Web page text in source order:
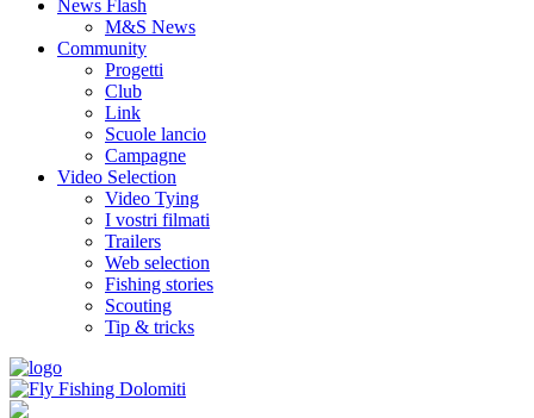
News Flash
M&S News
Community
Progetti
Club
Link
Scuole lancio
Campagne
Video Selection
Video Tying
I vostri filmati
Trailers
Web selection
Fishing stories
Scouting
Tip & tricks